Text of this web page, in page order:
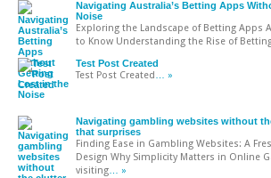
Navigating Australia’s Betting Apps
Noise
Exploring the Landscape of Betting Apps
to Know Understanding the Rise of
Test Post Created
Test Post Created … »
Navigating gambling websites without
that surprises
Finding Ease in Gambling Websites: A
Design Why Simplicity Matters in Online
visiting … »